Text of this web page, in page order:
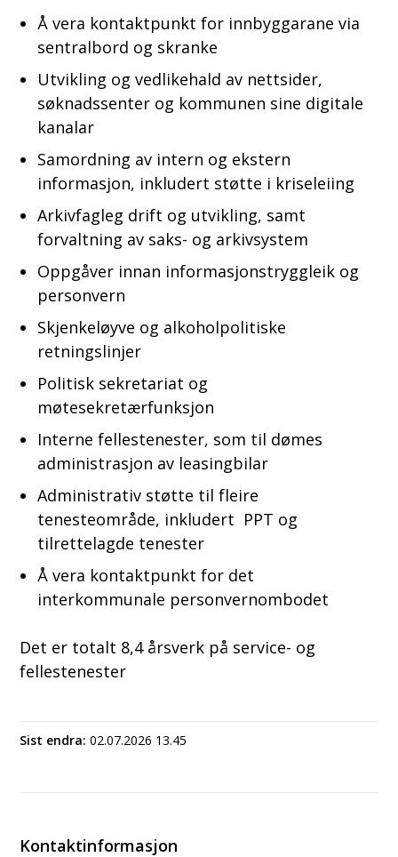
Å vera kontaktpunkt for innbyggarane via
sentralbord og skranke
Utvikling og vedlikehald av nettsider,
søknadssenter og kommunen sine digitale
kanalar
Samordning av intern og ekstern
informasjon, inkludert støtte i kriseleiing
Arkivfagleg drift og utvikling, samt
forvaltning av saks- og arkivsystem
Oppgåver innan informasjonstryggleik og
personvern
Skjenkeløyve og alkoholpolitiske
retningslinjer
Politisk sekretariat og
møtesekretærfunksjon
Interne fellestenester, som til dømes
administrasjon av leasingbilar
Administrativ støtte til fleire
tenesteområde, inkludert PPT og
tilrettelagde tenester
Å vera kontaktpunkt for det
interkommunale personvernombodet
Det er totalt 8,4 årsverk på service- og
fellestenester
Sist endra 02.07.2026 13.45
Kontaktinformasjon